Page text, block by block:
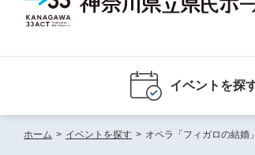
イベントを探
ホーム > イベントを探す > オペラ「フィガロの結婚」